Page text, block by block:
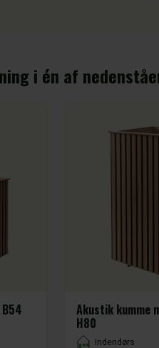
i én af
Akustik kumme
H80
Placement
Indendørs